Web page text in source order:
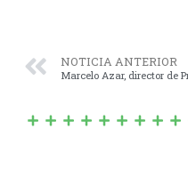
NOTICIA ANTERIOR